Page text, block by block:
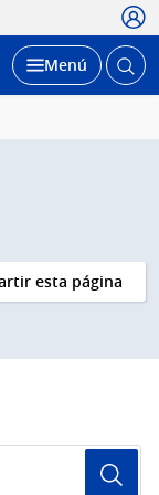
Desplegar
Menú Abrir
esta página